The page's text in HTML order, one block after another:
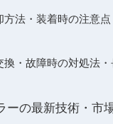
方法・装着時の注意
換・故障時の対処法
ーの最新技術・市